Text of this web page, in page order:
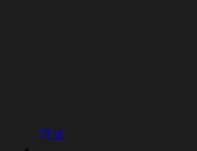
개요